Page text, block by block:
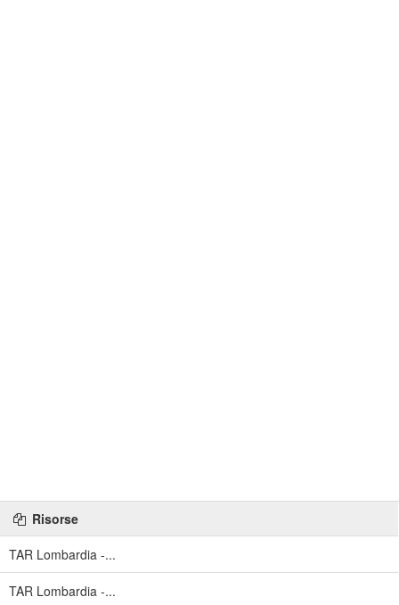
Risorse
TAR Lombardia -...
TAR Lombardia -...